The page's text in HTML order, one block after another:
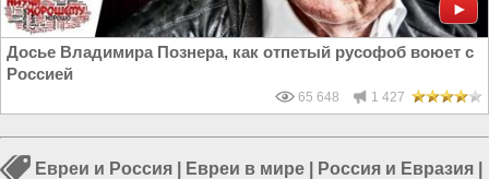
Досье Владимира Познера, как отпетый русофоб воюет с
Россией
65 648 1 427
Евреи и Россия Евреи в мире Россия и Евразия